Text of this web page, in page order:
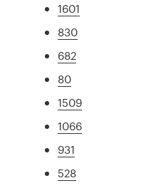
1601
830
682
80
1509
1066
931
528